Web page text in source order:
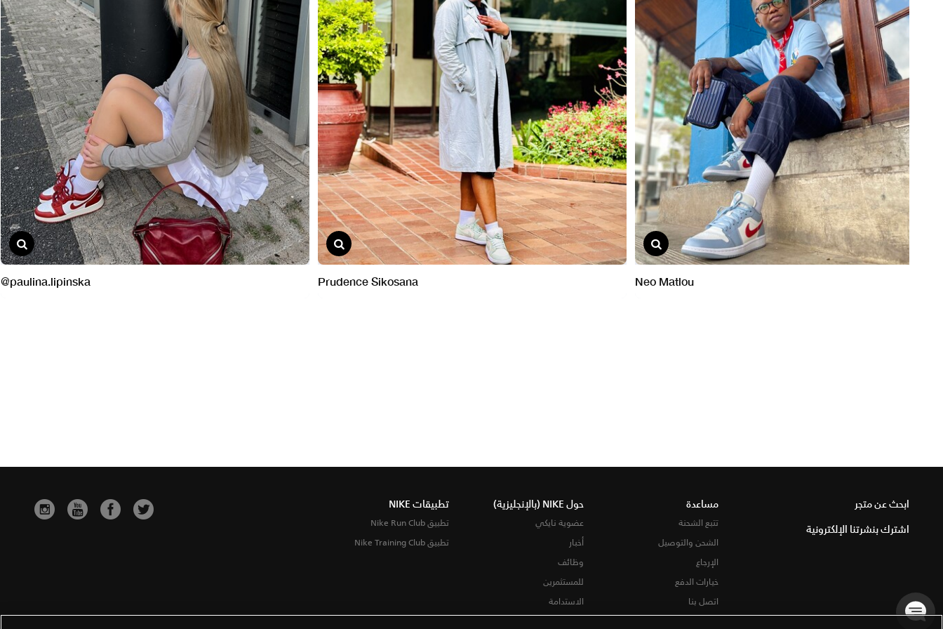
ابحث عن متجر
اشترك بنشرتنا الإلكترونية
مساعدة
تتبع الشحنة
الشحن والتوصيل
الإرجاع
خيارات الدفع
اتصل بنا
حول NIKE (بالإنجليزية)
عضوية نايكي
أخبار
وظائف
للمستثمرين
الاستدامة
تطبيقات NIKE
تطبيق Nike Run Club
تطبيق Nike Training Club